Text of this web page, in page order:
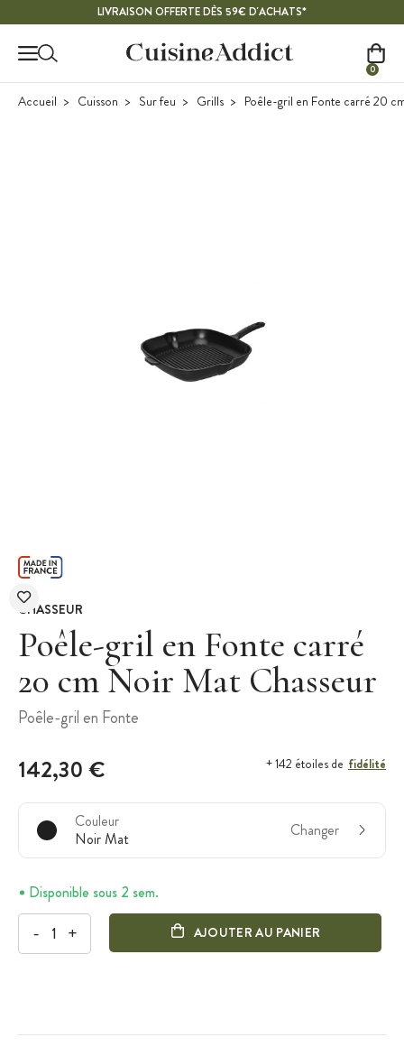
LIVRAISON OFFERTE DÈS 59€ D'ACHATS*
0
Accueil Cuisson Sur feu Grills Poêle-gril en Fonte carré 20
CHASSEUR
Poêle-gril en Fonte carré
20 cm Noir Mat Chasseur
Poêle-gril en Fonte
142,30 € + 142 étoiles de fidélité
Couleur
Noir Mat
Changer
Disponible sous 2 sem.
- + AJOUTER AU PANIER